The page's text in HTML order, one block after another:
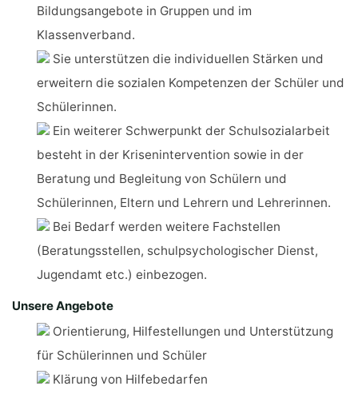
Bildungsangebote in Gruppen und im
Klassenverband.
Sie unterstützen die individuellen Stärken und
erweitern die sozialen Kompetenzen der Schüler und
Schülerinnen.
Ein weiterer Schwerpunkt der Schulsozialarbeit
besteht in der Krisenintervention sowie in der
Beratung und Begleitung von Schülern und
Schülerinnen, Eltern und Lehrern und Lehrerinnen.
Bei Bedarf werden weitere Fachstellen
(Beratungsstellen, schulpsychologischer Dienst,
Jugendamt etc.) einbezogen.
Unsere Angebote
Orientierung, Hilfestellungen und Unterstützung
für Schülerinnen und Schüler
Klärung von Hilfebedarfen